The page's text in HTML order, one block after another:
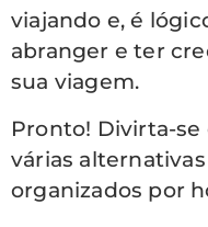
viajando e, é
abranger e ter
sua viagem.
Pronto! Divirta-
várias
organizados por